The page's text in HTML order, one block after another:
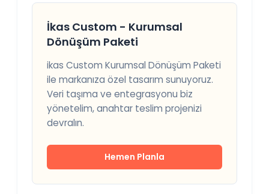
İkas Custom - Kurumsal
Dönüşüm Paketi
ikas Custom Kurumsal Dönüşüm Paketi
ile markanıza özel tasarım sunuyoruz.
Veri taşıma ve entegrasyonu biz
yönetelim, anahtar teslim projenizi
devralın.
Hemen Planla